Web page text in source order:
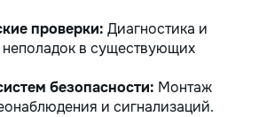
проверки: Диагностика и
неполадок в существующих
безопасности: Монтаж
и сигнализаций.